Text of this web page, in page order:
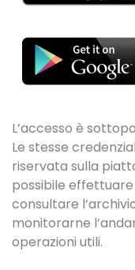
L’accesso è
Le stesse
riservata sulla
possibile
consultare
monitorarne
operazioni utili.